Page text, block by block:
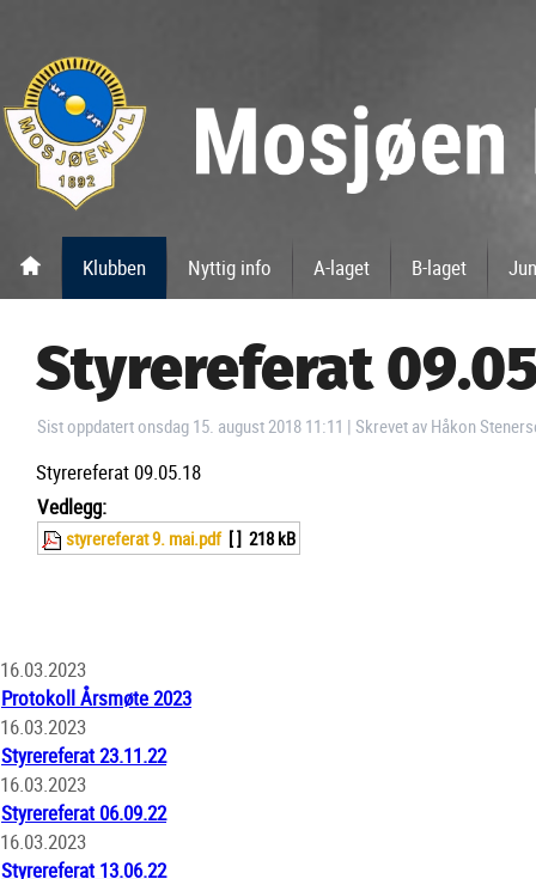
Klubben Nyttig info A-laget B-laget
Styrereferat
Sist oppdatert onsdag 15. august 2018 11:11 | Skrevet av Håkon
Styrereferat 09.05.18
Vedlegg:
styrereferat 9. mai.pdf [ ] 218 kB
16.03.2023
Protokoll Årsmøte 2023
16.03.2023
Styrereferat 23.11.22
16.03.2023
Styrereferat 06.09.22
16.03.2023
Styrereferat 13.06.22